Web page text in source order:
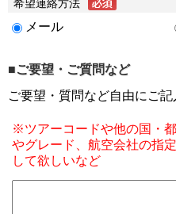
希望連絡方法
メール
■ご要望・ご質問など
ご要望・質問など自由にご
※ツアーコードや他の国・
やグレード、航空会社の指
して欲しいなど